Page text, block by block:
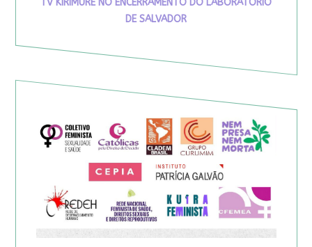
TV KIRIMURÊ NO ENCERRAMENTO DO LABORATÓRIO
DE SALVADOR